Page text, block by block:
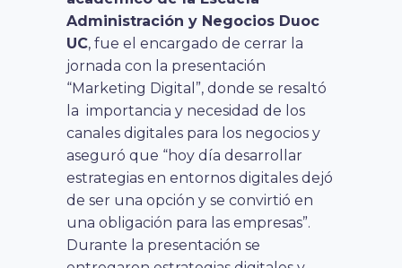
Administración y Negocios Duoc
UC, fue el encargado de cerrar la
jornada con la presentación
“Marketing Digital”, donde se resaltó
la importancia y necesidad de los
canales digitales para los negocios y
aseguró que “hoy día desarrollar
estrategias en entornos digitales dejó
de ser una opción y se convirtió en
una obligación para las empresas”.
Durante la presentación se